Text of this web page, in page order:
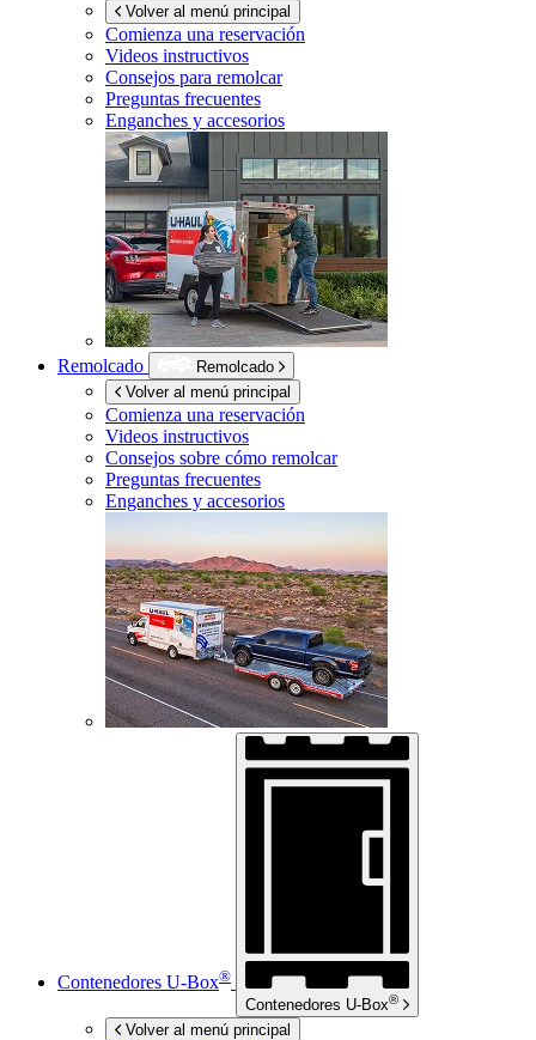
Volver al menú principal
Comienza una reservación
Videos instructivos
Consejos para remolcar
Preguntas frecuentes
Enganches y accesorios
Remolcado
Remolcado
Volver al menú principal
Comienza una reservación
Videos instructivos
Consejos sobre cómo remolcar
Preguntas frecuentes
Enganches y accesorios
Contenedores U-Box®
Contenedores U-Box®
Volver al menú principal